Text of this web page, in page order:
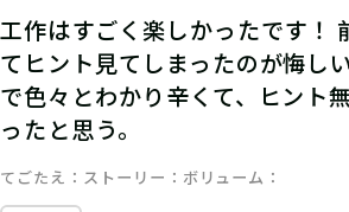
工作はすごく楽しかったです！
てヒント見てしまったのが悔し
で色々とわかり辛くて、ヒント
ったと思う。
てごたえ ストーリー ボリューム